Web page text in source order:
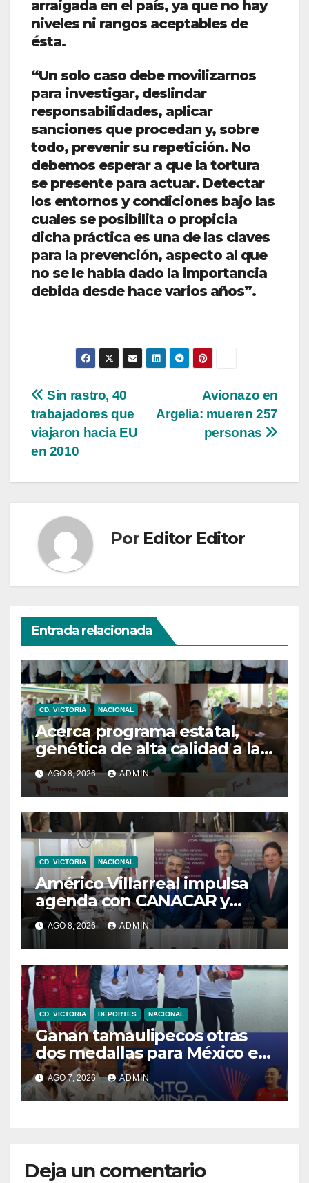
arraigada en el país, ya que no hay
niveles ni rangos aceptables de
ésta.
“Un solo caso debe movilizarnos
para investigar, deslindar
responsabilidades, aplicar
sanciones que procedan y, sobre
todo, prevenir su repetición. No
debemos esperar a que la tortura
se presente para actuar. Detectar
los entornos y condiciones bajo las
cuales se posibilita o propicia
dicha práctica es una de las claves
para la prevención, aspecto al que
no se le había dado la importancia
debida desde hace varios años”.
Navegación
de
entradas
Avionazo en
Argelia: mueren 257
personas
Sin rastro, 40
trabajadores que
viajaron hacia EU
en 2010
Por Editor Editor
Entrada relacionada
CD. VICTORIA NACIONAL
Acerca programa estatal,
genética de alta calidad a las
y los productores pecuarios
AGO 8, 2026 ADMIN
CD. VICTORIA NACIONAL
Américo Villarreal impulsa
agenda con CANACAR y
CONCAMIN para fortalecer la
competitividad de
Tamaulipas
AGO 8, 2026 ADMIN
CD. VICTORIA DEPORTES NACIONAL
Ganan tamaulipecos otras
dos medallas para México en
los Juegos
Centroamericanos y del
Caribe
AGO 7, 2026 ADMIN
Deja un comentario